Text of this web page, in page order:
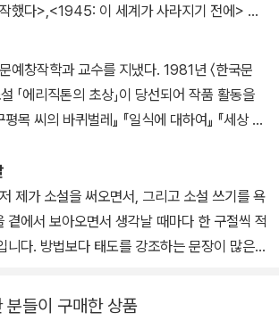
했다> <1945: 이 세계가 사라지기 전에> …
예창작학과 교수를 지냈다. 1981년 〈한국문
「에리직톤의 초상」이 당선되어 작품 활동을
목 씨의 바퀴벌레』 『일식에 대하여』 『세상 밖
는 아주 오래 살 것이다』 『심인 광고』 『오래된
『모르는 사람들』 『사랑이 한 일』 『목소리들』, 장
상』 『가시나무 그늘』 『생의 이면』 『내 안에 또
설』 『태초에 유혹이 있었다』 『식물들의 사생
』 『이국에서』, 중편소설 『욕조가 놓인 방』, 짧은
눈물』, 산문집 『소설을 살다』 『사막은 샘을
제가 소설을 써오면서, 그리고 소설 쓰기를 욕
곁에서 보아오면서 생각날 때마다 한 구절씩 적
니다. 방법보다 태도를 강조하는 문장이 많은
기를 욕망하고 고민하는 적지 않은 '문학에 붙
분들이 구매한 상품